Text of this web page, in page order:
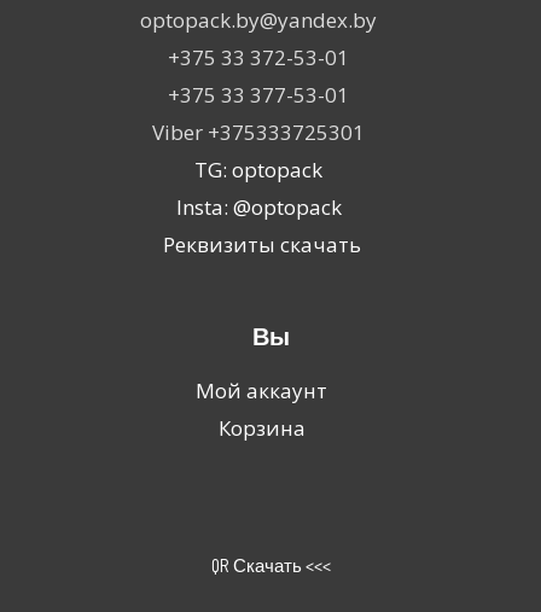
optopack.by@yandex.by
+375 33 372-53-01
+375 33 377-53-01
Viber +375333725301
TG: optopack
Insta: @optopack
Реквизиты скачать
Вы
Мой аккаунт
Корзина
QR Скачать <<<